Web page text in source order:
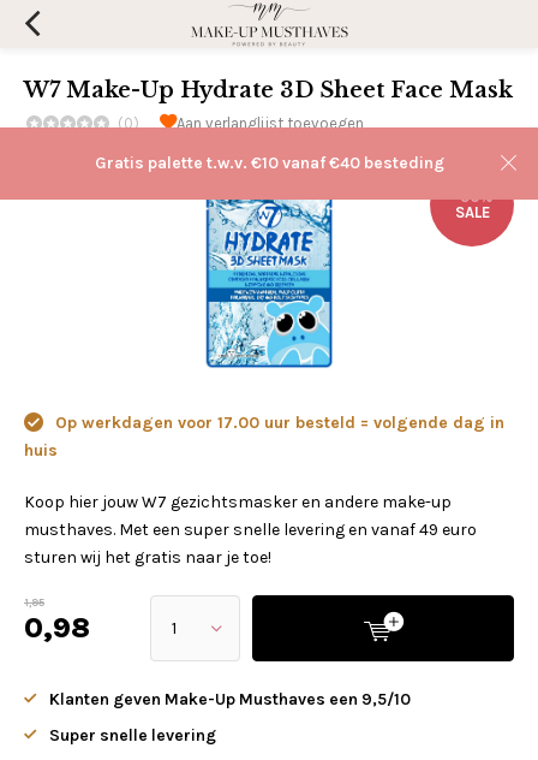
Gratis palette t.w.v. €10 vanaf €40 besteding
W7 Make-Up Hydrate 3D Sheet Face Mask
(0) Aan verlanglijst toevoegen
-50%
SALE
Op werkdagen voor 17.00 uur besteld = volgende dag in
huis
Koop hier jouw W7 gezichtsmasker en andere make-up
musthaves. Met een super snelle levering en vanaf 49 euro
sturen wij het gratis naar je toe!
1,95
0,98
Klanten geven Make-Up Musthaves een 9,5/10
Super snelle levering